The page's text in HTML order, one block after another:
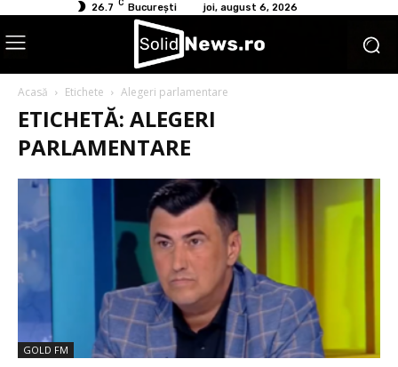
26.7 C București joi, august 6, 2026
Acasă Etichete Alegeri parlamentare
ETICHETĂ: ALEGERI
PARLAMENTARE
GOLD FM